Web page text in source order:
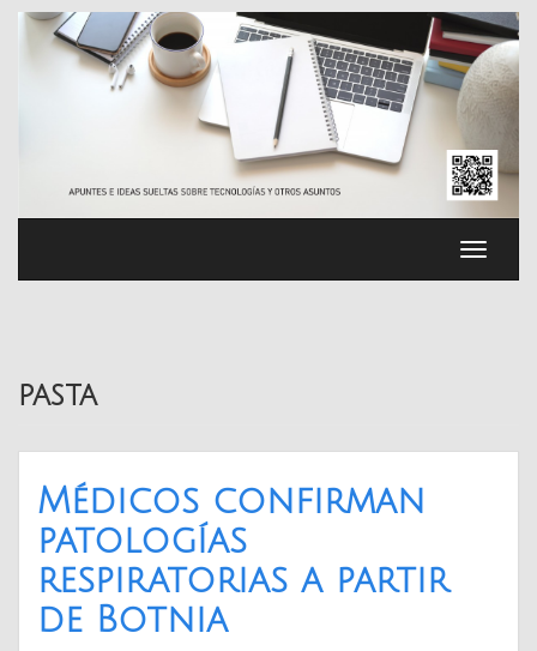
Saltar
contenido
pasta
Médicos confirman
patologías
respiratorias a partir
de Botnia